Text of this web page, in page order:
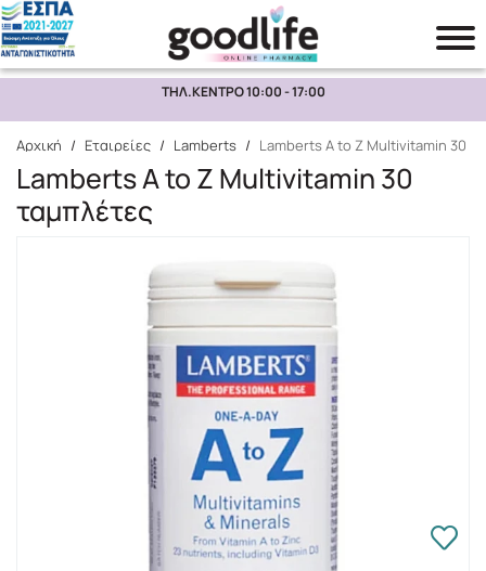
Αναζήτηση
ΤΗΛ.ΚΕΝΤΡΟ 10:00 - 17:00
Αρχική / Εταιρείες / Lamberts / Lamberts A to Z Multivitamin 30
Lamberts A to Z Multivitamin 30
ταμπλέτες